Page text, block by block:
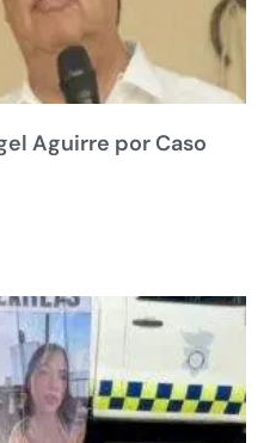
Aguirre por Caso